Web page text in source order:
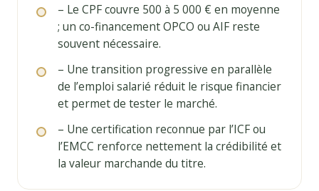
– Le CPF couvre 500 à 5 000 € en moyenne
; un co-financement OPCO ou AIF reste
souvent nécessaire.
– Une transition progressive en parallèle
de l’emploi salarié réduit le risque financier
et permet de tester le marché.
– Une certification reconnue par l’ICF ou
l’EMCC renforce nettement la crédibilité et
la valeur marchande du titre.